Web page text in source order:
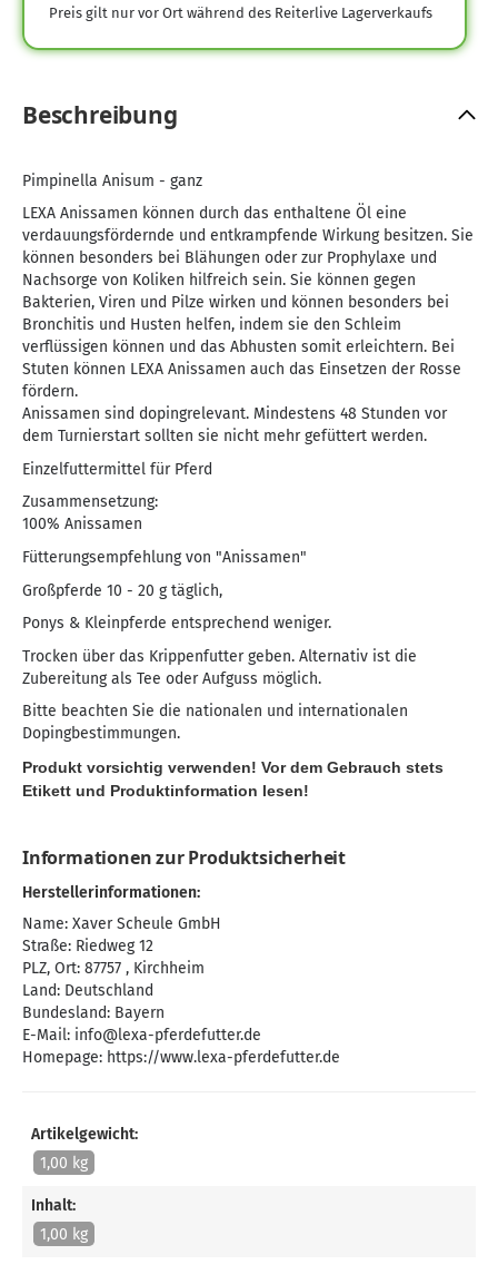
Preis gilt nur vor Ort während des Reiterlive Lagerverkaufs
Beschreibung
Pimpinella Anisum - ganz
LEXA Anissamen können durch das enthaltene Öl eine
verdauungsfördernde und entkrampfende Wirkung besitzen. Sie
können besonders bei Blähungen oder zur Prophylaxe und
Nachsorge von Koliken hilfreich sein. Sie können gegen
Bakterien, Viren und Pilze wirken und können besonders bei
Bronchitis und Husten helfen, indem sie den Schleim
verflüssigen können und das Abhusten somit erleichtern. Bei
Stuten können LEXA Anissamen auch das Einsetzen der Rosse
fördern.
Anissamen sind dopingrelevant. Mindestens 48 Stunden vor
dem Turnierstart sollten sie nicht mehr gefüttert werden.
Einzelfuttermittel für Pferd
Zusammensetzung:
100% Anissamen
Fütterungsempfehlung von "Anissamen"
Großpferde 10 - 20 g täglich,
Ponys & Kleinpferde entsprechend weniger.
Trocken über das Krippenfutter geben. Alternativ ist die
Zubereitung als Tee oder Aufguss möglich.
Bitte beachten Sie die nationalen und internationalen
Dopingbestimmungen.
Produkt vorsichtig verwenden! Vor dem Gebrauch stets
Etikett und Produktinformation lesen!
Informationen zur Produktsicherheit
Herstellerinformationen:
Name: Xaver Scheule GmbH
Straße: Riedweg 12
PLZ, Ort: 87757 , Kirchheim
Land: Deutschland
Bundesland: Bayern
E-Mail: info@lexa-pferdefutter.de
Homepage: https://www.lexa-pferdefutter.de
Artikelgewicht:
1,00 kg
Inhalt:
1,00 kg